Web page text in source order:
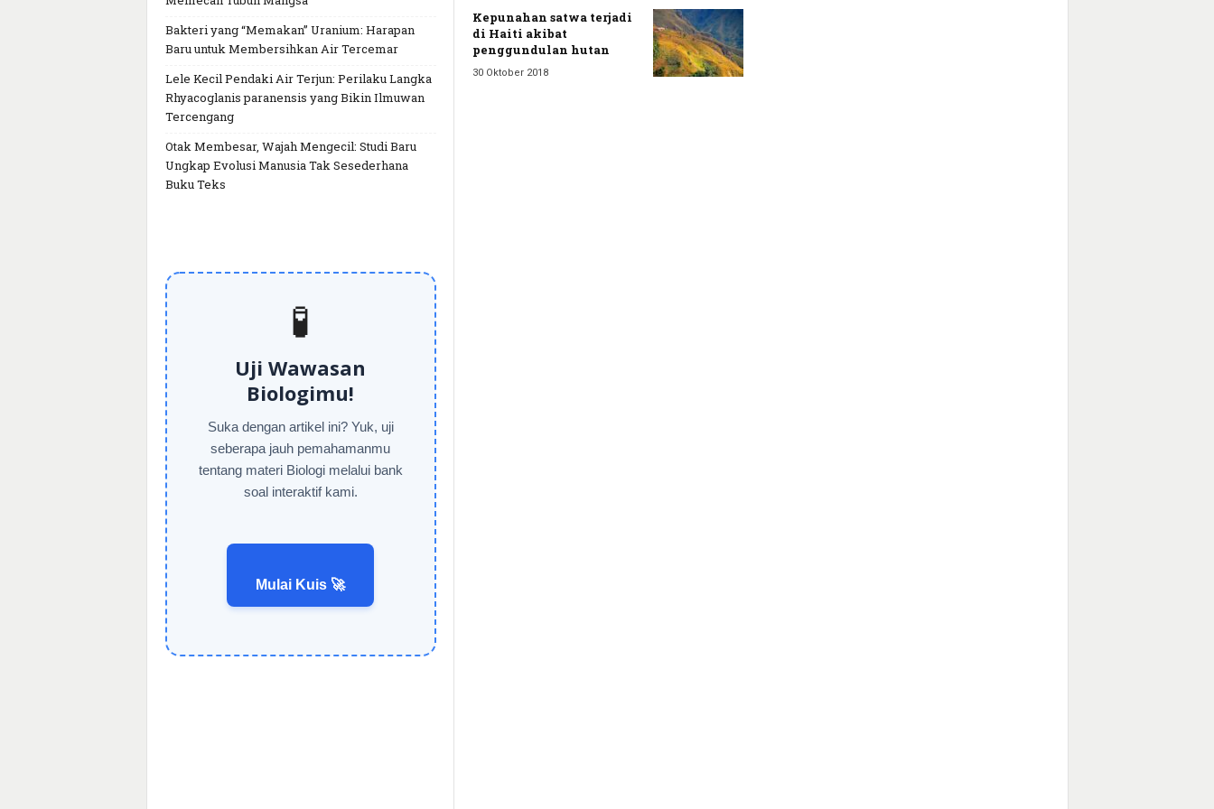
Kepunahan satwa terjadi
di Haiti akibat
penggundulan hutan
30 Oktober 2018
Bakteri yang “Memakan” Uranium: Harapan
Baru untuk Membersihkan Air Tercemar
Lele Kecil Pendaki Air Terjun: Perilaku Langka
Rhyacoglanis paranensis yang Bikin Ilmuwan
Tercengang
Otak Membesar, Wajah Mengecil: Studi Baru
Ungkap Evolusi Manusia Tak Sesederhana
Buku Teks
🧪
Uji Wawasan
Biologimu!
Suka dengan artikel ini? Yuk, uji
seberapa jauh pemahamanmu
tentang materi Biologi melalui bank
soal interaktif kami.
Mulai Kuis 🚀